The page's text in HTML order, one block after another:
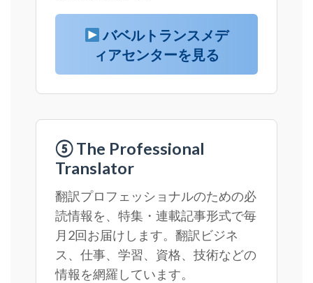
バベルトランスメデ
ィアセンターを見る
⑤ The Professional
Translator
翻訳プロフェッショナルのための必
読情報を、特集・連載記事形式で毎
月2回お届けします。翻訳ビジネ
ス、仕事、学習、資格、技術などの
情報を網羅しています。